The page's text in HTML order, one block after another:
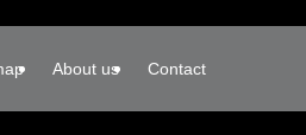
About us Contact